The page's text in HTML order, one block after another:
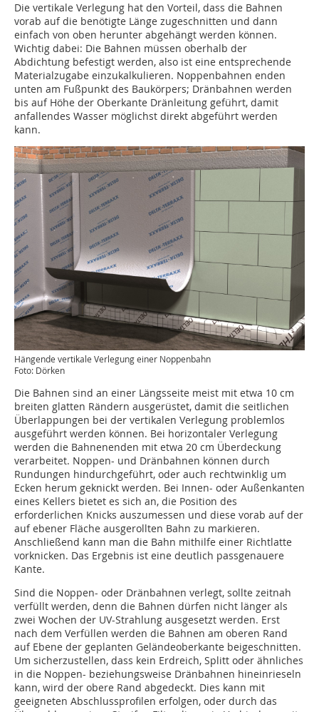
Die vertikale Verlegung hat den Vorteil, dass die Bahnen
vorab auf die benötigte Länge zugeschnitten und dann
einfach von oben herunter abgehängt werden können.
Wichtig dabei: Die Bahnen müssen oberhalb der
Abdichtung befestigt werden, also ist eine entsprechende
Materialzugabe einzukalkulieren. Noppenbahnen enden
unten am Fußpunkt des Baukörpers; Dränbahnen werden
bis auf Höhe der Oberkante Dränleitung geführt, damit
anfallendes Wasser möglichst direkt abgeführt werden
kann.
Hängende vertikale Verlegung einer Noppenbahn
Foto: Dörken
Die Bahnen sind an einer Längsseite meist mit etwa 10 cm
breiten glatten Rändern ausgerüstet, damit die seitlichen
Überlappungen bei der vertikalen Verlegung problemlos
ausgeführt werden können. Bei horizontaler Verlegung
werden die Bahnenenden mit etwa 20 cm Überdeckung
verarbeitet. Noppen- und Dränbahnen können durch
Rundungen hindurchgeführt, oder auch rechtwinklig um
Ecken herum geknickt werden. Bei Innen- oder Außenkanten
eines Kellers bietet es sich an, die Position des
erforderlichen Knicks auszumessen und diese vorab auf der
auf ebener Fläche ausgerollten Bahn zu markieren.
Anschließend kann man die Bahn mithilfe einer Richtlatte
vorknicken. Das Ergebnis ist eine deutlich passgenauere
Kante.
Sind die Noppen- oder Dränbahnen verlegt, sollte zeitnah
verfüllt werden, denn die Bahnen dürfen nicht länger als
zwei Wochen der UV-Strahlung ausgesetzt werden. Erst
nach dem Verfüllen werden die Bahnen am oberen Rand
auf Ebene der geplanten Geländeoberkante beigeschnitten.
Um sicherzustellen, dass kein Erdreich, Splitt oder ähnliches
in die Noppen- beziehungsweise Dränbahnen hineinrieseln
kann, wird der obere Rand abgedeckt. Dies kann mit
geeigneten Abschlussprofilen erfolgen, oder durch das